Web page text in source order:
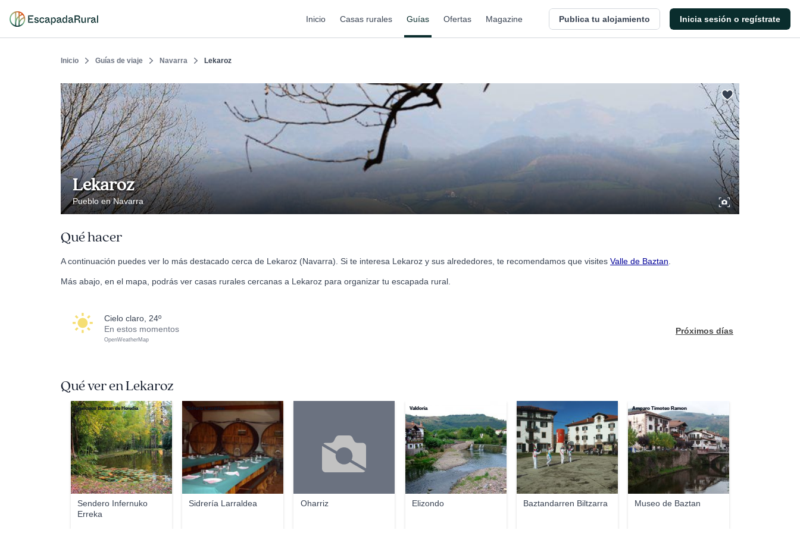
Inicio Casas rurales Guías Ofertas Magazine Publica tu alojamiento Inicia sesión o regístrate
Inicio Guías de viaje Navarra Lekaroz
Lekaroz
Pueblo en Navarra
Qué hacer
A continuación puedes ver lo más destacado cerca de Lekaroz (Navarra). Si te interesa Lekaroz y sus alrededores, te recomendamos que visites Valle de Baztan
Más abajo, en el mapa, podrás ver casas rurales cercanas a Lekaroz para organizar tu escapada rural.
cielo claro, 24º
En estos momentos
OpenWeatherMap
Próximos días
Qué ver en Lekaroz
Sendero Infernuko
Erreka
Francisco Beltran de Heredia
Sidrería Larraldea
Sidrería Larraldea
Oharriz Elizondo
Valdoria
Baztandarren Biltzarra
Dantzan
Museo de Baztan
Amparo Timoteo Ramon